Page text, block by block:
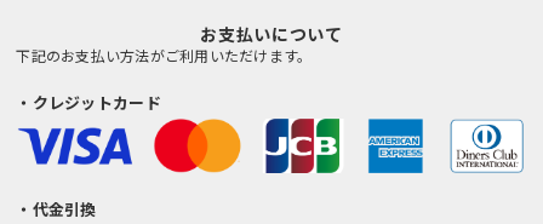
お支払いについて
下記のお支払い方法がご利用いただけます。
・クレジットカード
・代金引換